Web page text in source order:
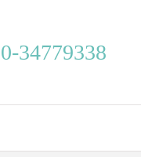
34779338